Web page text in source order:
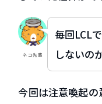
ネコ先輩
毎回LCL
しないの
今回は注意喚起の